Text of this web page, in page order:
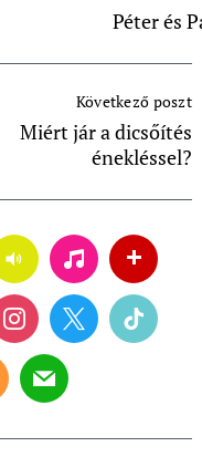
Péter és
Következő poszt
Miért jár a dicsőítés
énekléssel?